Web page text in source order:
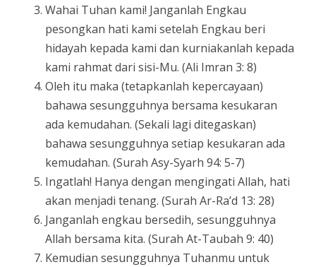
Wahai Tuhan kami! Janganlah Engkau
pesongkan hati kami setelah Engkau beri
hidayah kepada kami dan kurniakanlah kepada
kami rahmat dari sisi-Mu. (Ali Imran 3: 8)
Oleh itu maka (tetapkanlah kepercayaan)
bahawa sesungguhnya bersama kesukaran
ada kemudahan. (Sekali lagi ditegaskan)
bahawa sesungguhnya setiap kesukaran ada
kemudahan. (Surah Asy-Syarh 94: 5-7)
Ingatlah! Hanya dengan mengingati Allah, hati
akan menjadi tenang. (Surah Ar-Ra’d 13: 28)
Janganlah engkau bersedih, sesungguhnya
Allah bersama kita. (Surah At-Taubah 9: 40)
Kemudian sesungguhnya Tuhanmu untuk